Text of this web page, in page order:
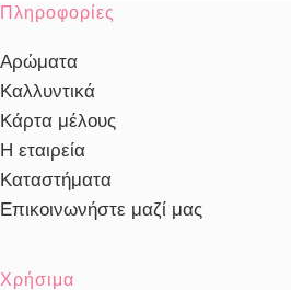
Πληροφορίες
Αρώματα
Καλλυντικά
Κάρτα μέλους
Η εταιρεία
Καταστήματα
Επικοινωνήστε μαζί μας
Χρήσιμα